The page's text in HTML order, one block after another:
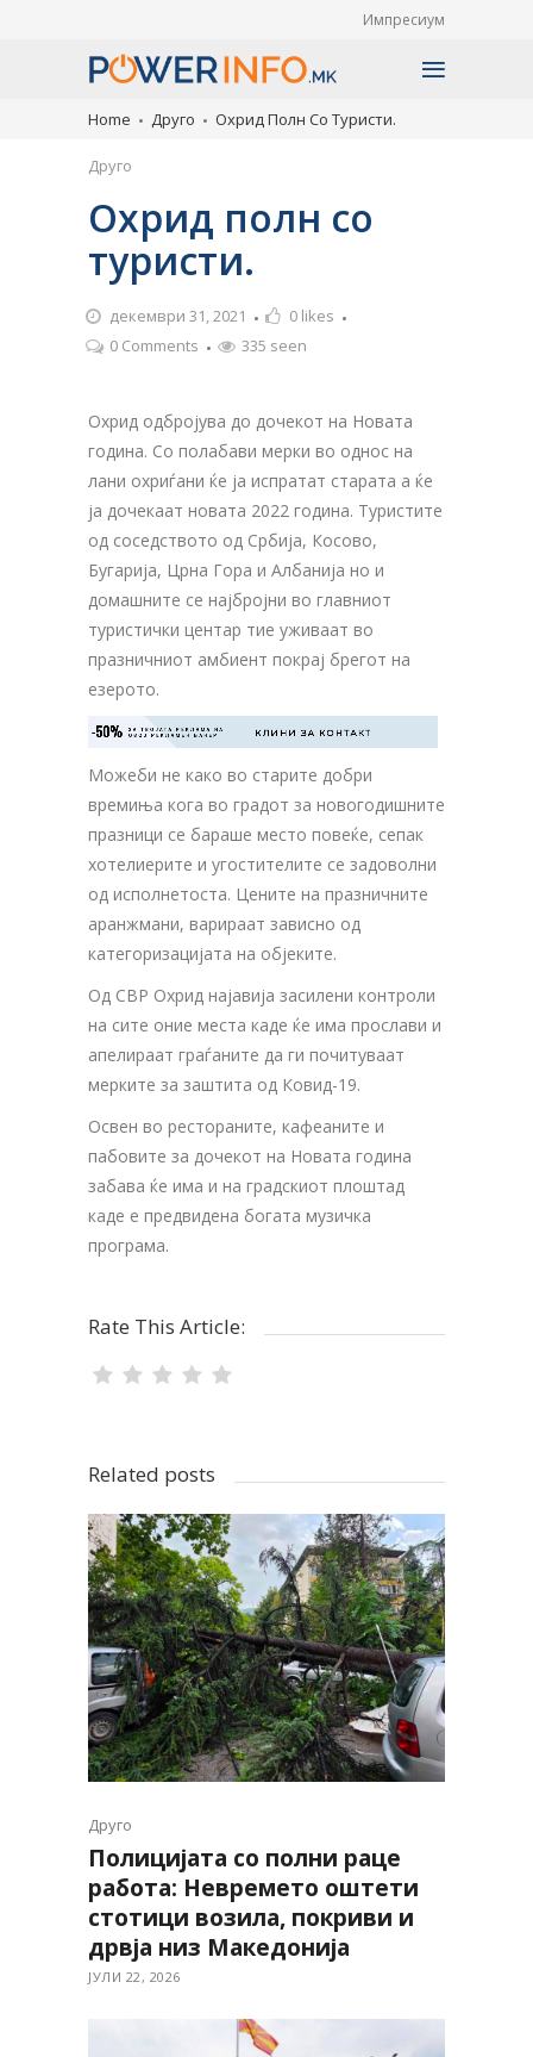
Импресиум
Home Друго Охрид Полн Со Туристи.
Друго
Охрид полн со
туристи.
декември 31, 2021 0 likes
0 Comments
335 seen
Охрид одбројува до дочекот на Новата
година. Со полабави мерки во однос на
лани охриѓани ќе ја испратат старата а ќе
ја дочекаат новата 2022 година. Туристите
од соседството од Србија, Косово,
Бугарија, Црна Гора и Албанија но и
домашните се најбројни во главниот
туристички центар тие уживаат во
празничниот амбиент покрај брегот на
езерото.
-50% ЗА ТВОЈАТА РЕКЛАМА НА
ОВОЈ РЕКЛАМЕН БАНЕР КЛИНИ ЗА КОНТАКТ
Можеби не како во старите добри
времиња кога во градот за новогодишните
празници се бараше место повеќе, сепак
хотелиерите и угостителите се задоволни
од исполнетоста. Цените на празничните
аранжмани, варираат зависно од
категоризацијата на објеките.
Од СВР Охрид најавија засилени контроли
на сите оние места каде ќе има прослави и
апелираат граѓаните да ги почитуваат
мерките за заштита од Ковид-19.
Освен во рестораните, кафеаните и
пабовите за дочекот на Новата година
забава ќе има и на градскиот плоштад
каде е предвидена богата музичка
програма.
Rate This Article:
Related posts
Друго
Полицијата со полни раце
работа: Невремето оштети
стотици возила, покриви и
дрвја низ Македонија
ЈУЛИ 22, 2026